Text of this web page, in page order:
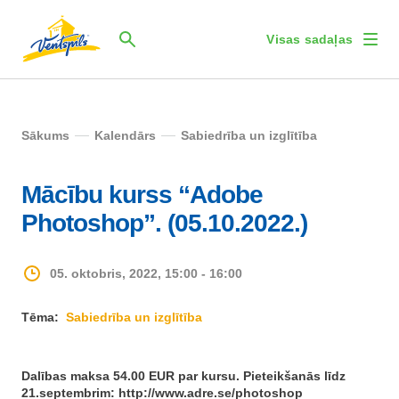
Visas sadaļas
Sākums Kalendārs Sabiedrība un izglītība
Mācību kurss “Adobe
Photoshop”. (05.10.2022.)
05. oktobris, 2022, 15:00 - 16:00
Tēma: Sabiedrība un izglītība
Dalības maksa 54.00 EUR par kursu. Pieteikšanās līdz
21.septembrim: http://www.adre.se/photoshop